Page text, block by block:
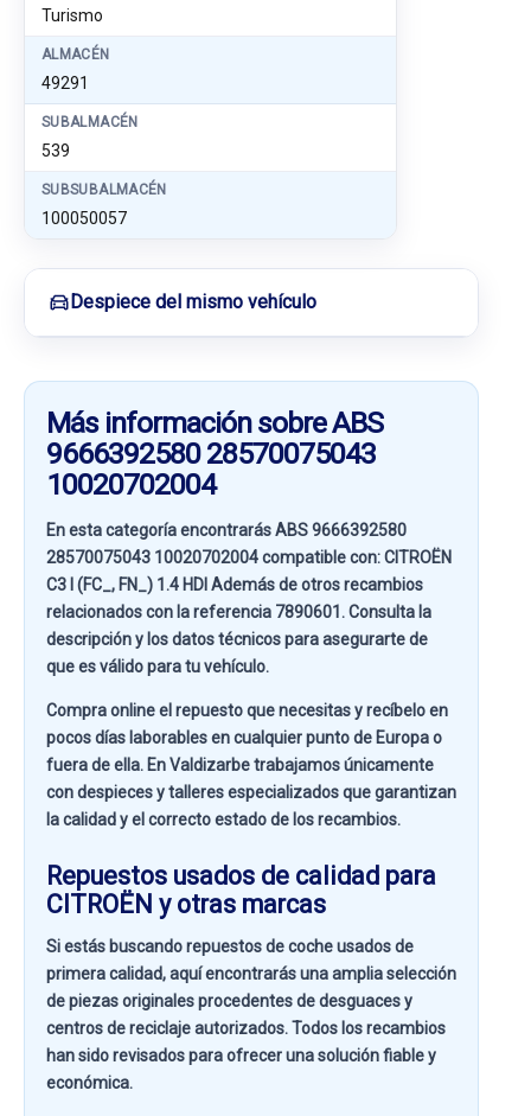
Turismo
ALMACÉN
49291
SUBALMACÉN
539
SUBSUBALMACÉN
100050057
Despiece del mismo vehículo
Más información sobre ABS
9666392580 28570075043
10020702004
En esta categoría encontrarás ABS 9666392580
28570075043 10020702004 compatible con:CITROËN
C3 I (FC_, FN_) 1.4 HDI Además de otros recambios
relacionados con la referencia 7890601 . Consulta la
descripción y los datos técnicos para asegurarte de
que es válido para tu vehículo.
Compra online el repuesto que necesitas y recíbelo en
pocos días laborables en cualquier punto de Europa o
fuera de ella. EnValdizarbetrabajamos únicamente
con despieces y talleres especializados que garantizan
la calidad y el correcto estado de los recambios.
Repuestos usados de calidad para
CITROËN y otras marcas
Si estás buscandorepuestos de coche usados de
primera calidad, aquí encontrarás una amplia selección
de piezas originales procedentes de desguaces y
centros de reciclaje autorizados. Todos los recambios
han sido revisados para ofrecer una solución fiable y
económica.